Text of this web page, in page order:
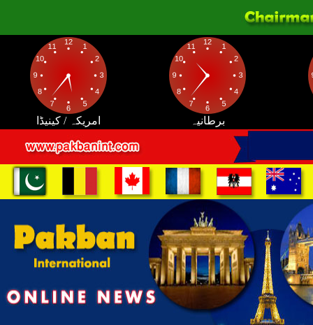
امریکہ / کینیڈا برطانیہ